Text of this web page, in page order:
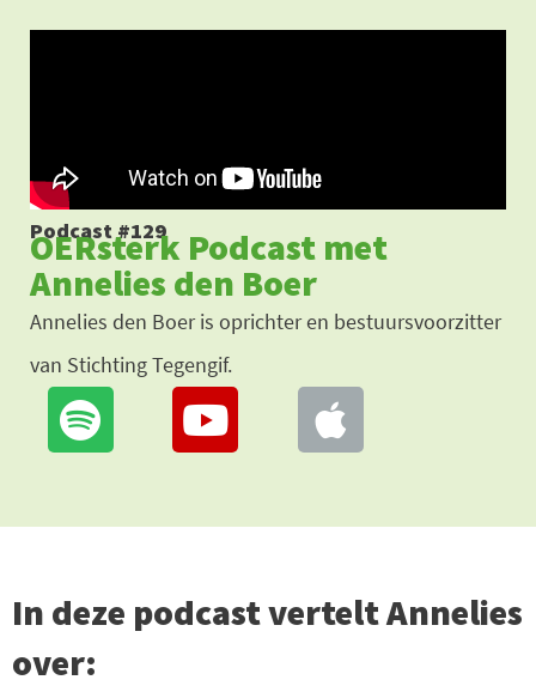
Podcast #129
OERsterk Podcast met
Annelies den Boer
Annelies den Boer is oprichter en bestuursvoorzitter
van Stichting Tegengif.
In deze podcast vertelt Annelies
over: